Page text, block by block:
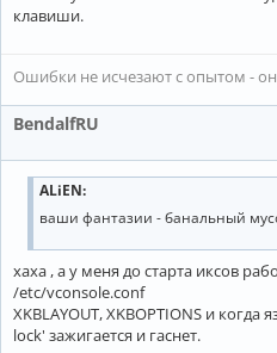
клавиши.
Ошибки не исчезают с опытом -
BendalfRU
ALiEN:
ваши фантазии - банальный
хаха , а у меня до старта иксов
/etc/vconsole.conf
XKBLAYOUT, XKBOPTIONS и
lock' зажигается и гаснет.